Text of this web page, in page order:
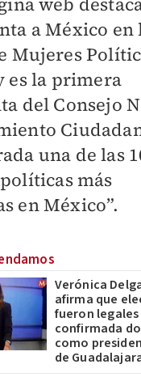
a México en
Mujeres
es la primera
del Consejo
una de las
más
en México”.
Verónica
afirma que
fueron legales
confirmada
como
de